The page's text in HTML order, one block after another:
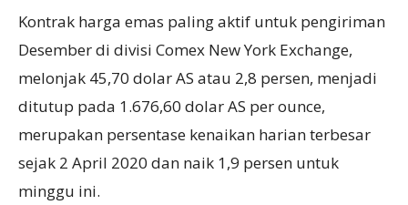
Kontrak harga emas paling aktif untuk pengiriman
Desember di divisi Comex New York Exchange,
melonjak 45,70 dolar AS atau 2,8 persen, menjadi
ditutup pada 1.676,60 dolar AS per ounce,
merupakan persentase kenaikan harian terbesar
sejak 2 April 2020 dan naik 1,9 persen untuk
minggu ini.